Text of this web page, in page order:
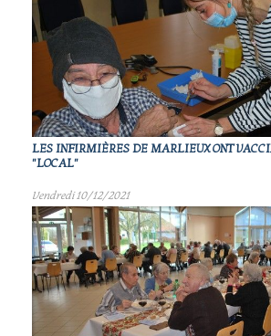
LES INFIRMIÈRES DE MARLIEUX ONT
"LOCAL"
Vendredi 10/12/2021